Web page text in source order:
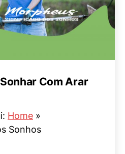
Com Arar
Home »
Sonhos